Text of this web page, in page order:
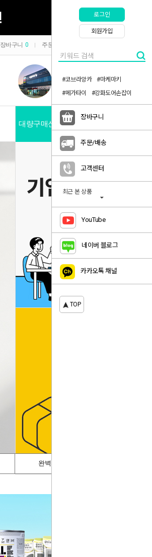
장바구니 0 주문/배송
대량구매신청
로그인
회원가입
#코브라앙카
#마케마키
#메가타이
#강화도어손잡이
장바구니
주문/배송
고객센터
최근 본 상품
YouTube
네이버 블로그
카카오톡 채널
TOP
완벽차단/싱크가드